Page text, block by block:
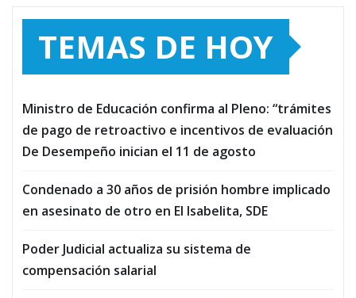
TEMAS DE HOY
Ministro de Educación confirma al Pleno: “trámites
de pago de retroactivo e incentivos de evaluación
De Desempeño inician el 11 de agosto
Condenado a 30 años de prisión hombre implicado
en asesinato de otro en El Isabelita, SDE
Poder Judicial actualiza su sistema de
compensación salarial